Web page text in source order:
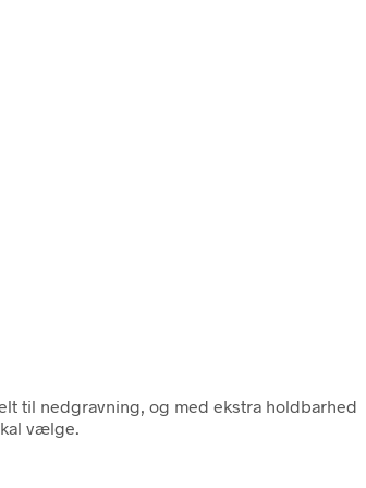
til nedgravning, og med ekstra holdbarhed
vælge.